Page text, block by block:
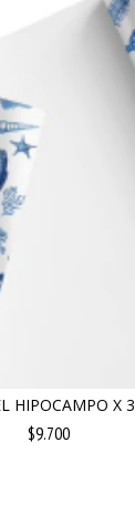
HIPOCAMPO X 3
$9.700